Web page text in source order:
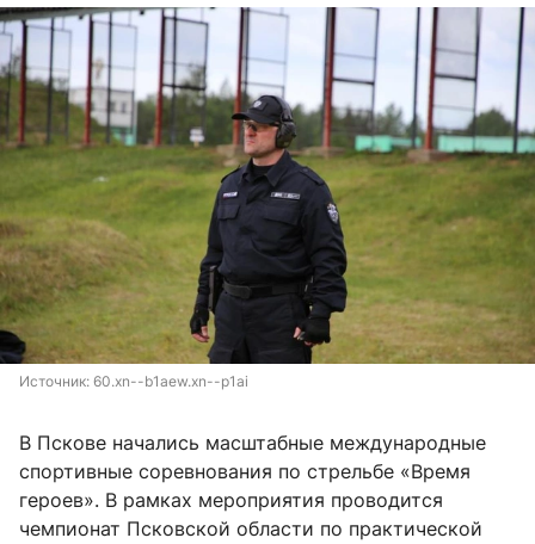
Источник: 60.xn--b1aew.xn--p1ai
В Пскове начались масштабные международные
спортивные соревнования по стрельбе «Время
героев». В рамках мероприятия проводится
чемпионат Псковской области по практической